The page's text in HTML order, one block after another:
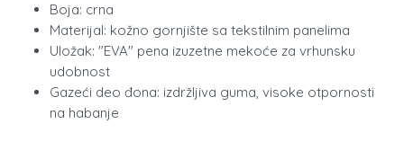
Boja: crna
Materijal: kožno gornjište sa tekstilnim panelima
Uložak: "EVA" pena izuzetne mekoće za vrhunsku
udobnost
Gazeći deo đona: izdržljiva guma, visoke otpornosti
na habanje